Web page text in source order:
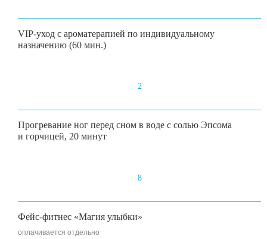
VIP-уход с ароматерапией по индивидуальному
назначению (60 мин.)
2
Прогревание ног перед сном в воде с солью Эпсома
и горчицей, 20 минут
8
Фейс-фитнес «Магия улыбки»
оплачивается отдельно